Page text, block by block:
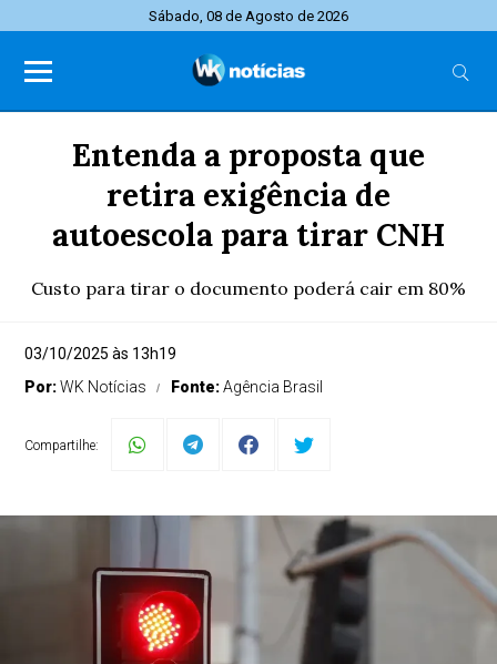
Sábado, 08 de Agosto de 2026
Entenda a proposta que
retira exigência de
autoescola para tirar CNH
Custo para tirar o documento poderá cair em 80%
03/10/2025 às 13h19
Por:WK Notícias Fonte:Agência Brasil
Compartilhe: